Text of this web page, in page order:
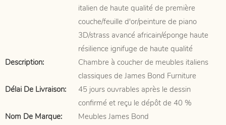
italien de haute qualité de première
couche/feuille d'or/peinture de piano
3D/strass avancé africain/éponge haute
résilience ignifuge de haute qualité
Description:
Chambre à coucher de meubles italiens
classiques de James Bond Furniture
Délai De Livraison:
45 jours ouvrables après le dessin
confirmé et reçu le dépôt de 40 %
Nom De Marque:
Meubles James Bond